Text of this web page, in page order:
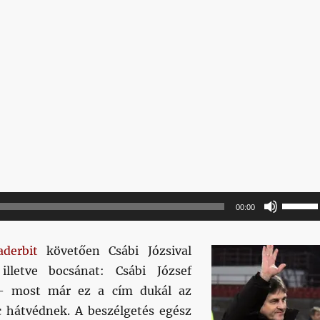
00:00
A
illetőleg
a
követően Csábi Józsival
bocsánat: Csábi József
most már ez a cím dukál az
A beszélgetés egész